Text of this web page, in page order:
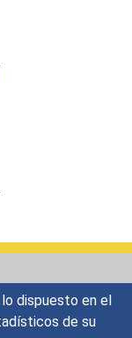
dispuesto en el
de su